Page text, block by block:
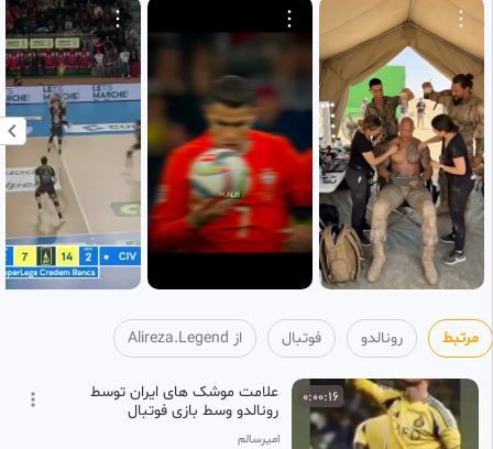
مرتبط رونالدو فوتبال از Alireza.Legend
0:00:16
علامت موشک های ایران توسط
رونالدو وسط بازی فوتبال
امیرسالم